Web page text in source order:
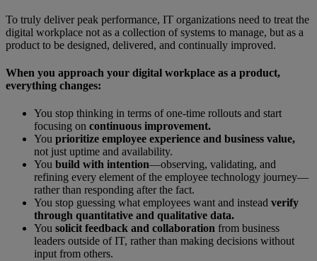
To truly deliver peak performance, IT organizations need to treat the
digital workplace not as a collection of systems to manage, but as a
product to be designed, delivered, and continually improved.
When you approach your digital workplace as a product,
everything changes:
You stop thinking in terms of one-time rollouts and start
focusing on continuous improvement.
You prioritize employee experience and business value,
not just uptime and availability.
You build with intention—observing, validating, and
refining every element of the employee technology journey—
rather than responding after the fact.
You stop guessing what employees want and instead verify
through quantitative and qualitative data.
You solicit feedback and collaboration from business
leaders outside of IT, rather than making decisions without
input from others.